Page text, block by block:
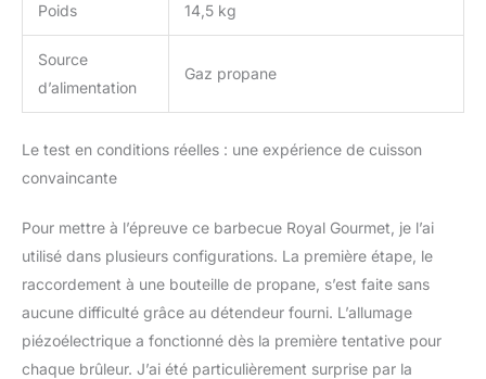
Poids 14,5 kg
Source
d’alimentation
Gaz propane
Le test en conditions réelles : une expérience de cuisson
convaincante
Pour mettre à l’épreuve ce barbecue Royal Gourmet, je l’ai
utilisé dans plusieurs configurations. La première étape, le
raccordement à une bouteille de propane, s’est faite sans
aucune difficulté grâce au détendeur fourni. L’allumage
piézoélectrique a fonctionné dès la première tentative pour
chaque brûleur. J’ai été particulièrement surprise par la